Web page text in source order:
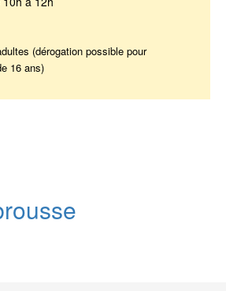
(dérogation possible pour
16 ans)